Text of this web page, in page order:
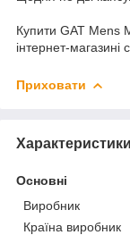
Купити GAT Mens
інтернет-магазині
Приховати
Характеристики
Основні
Виробник
Країна виробник